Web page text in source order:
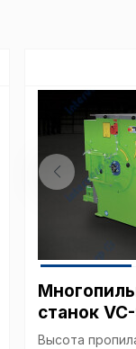
станок
Высота
Вы можете
периода
cookie (в т.ч.
в нижней или
Перед тем
можете
,